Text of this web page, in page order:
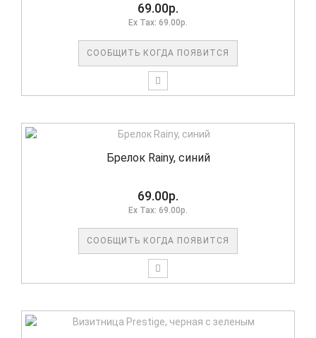
69.00р.
Ex Tax: 69.00р.
СООБЩИТЬ КОГДА ПОЯВИТСЯ
Брелок Rainy, синий
69.00р.
Ex Tax: 69.00р.
СООБЩИТЬ КОГДА ПОЯВИТСЯ